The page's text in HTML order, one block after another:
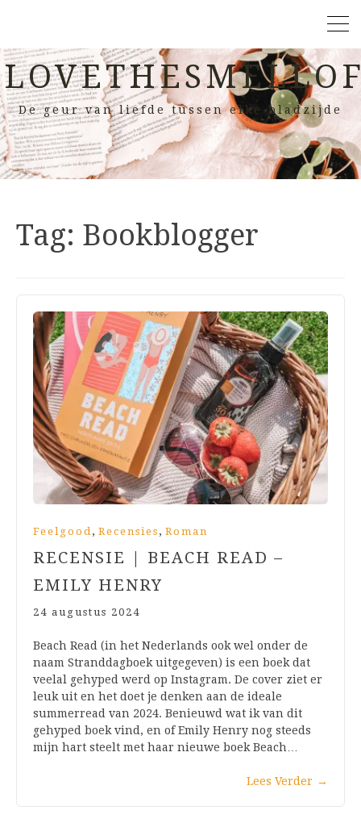
De geur van liefde tussen elke bladzijde
Tag: Bookblogger
Feelgood , Recensies , Roman
RECENSIE | BEACH READ –
EMILY HENRY
24 augustus 2024
Beach Read (in het Nederlands ook wel onder de
naam Stranddagboek uitgegeven) is een boek dat
veelal gehyped werd op Instagram. De cover ziet er
leuk uit en het doet je denken aan de ideale
summerread van 2024. Benieuwd wat ik van dit
gehyped boek vind, en of Emily Henry nog steeds
mijn hart steelt met haar nieuwe boek Beach…
Lees Verder →